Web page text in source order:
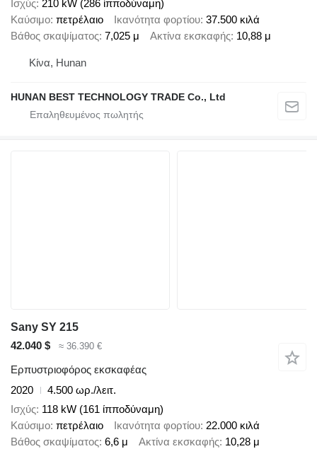
Ισχύς 210 kW (286 ίπποδύναμη)
Καύσιμο πετρέλαιο Ικανότητα φορτίου 37.500 κιλά
Βάθος σκαψίματος 7,025 μ Ακτίνα εκσκαφής 10,88 μ
Κίνα, Hunan
HUNAN BEST TECHNOLOGY TRADE Co., Ltd
Sany SY 215
42.040 $
≈ 36.390 €
Ερπυστριοφόρος εκσκαφέας
2020
4.500 ωρ./λειτ.
Ισχύς 118 kW (161 ίπποδύναμη)
Καύσιμο πετρέλαιο Ικανότητα φορτίου 22.000 κιλά
Βάθος σκαψίματος 6,6 μ Ακτίνα εκσκαφής 10,28 μ